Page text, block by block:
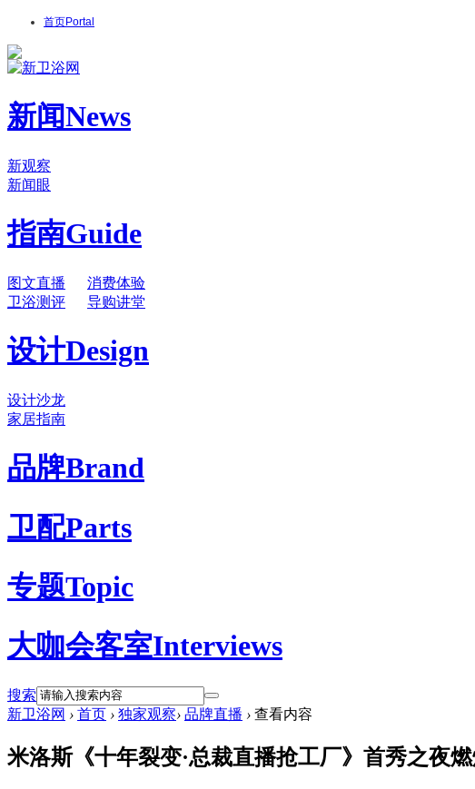
首页Portal
新闻News
新观察
新闻眼
指南Guide
图文直播
消费体验
卫浴测评
导购讲堂
设计Design
设计沙龙
家居指南
品牌Brand
卫配Parts
专题Topic
大咖会客室Interviews
搜索
新卫浴网 › 首页 › 独家观察› 品牌直播 › 查看内容
米洛斯《十年裂变·总裁直播抢工厂》首秀之夜燃